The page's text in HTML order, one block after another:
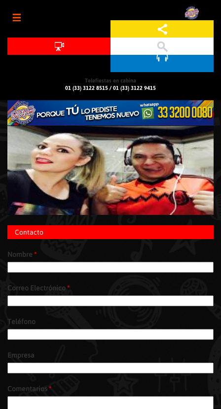
Telefiestas en cabina
01 (33) 3122 8515 /01 (33) 3122 9415
Contacto
Nombre *
Correo Electrónico*
Teléfono
Empresa
Comentarios*